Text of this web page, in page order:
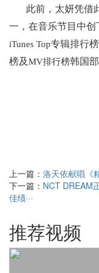
此前，太妍凭借
一，在音乐节目中
iTunes Top专辑排行
榜及MV排行榜韩国
上一篇： 洛天依献唱《
下一篇： NCT DREAM
佳绩···
推荐视频